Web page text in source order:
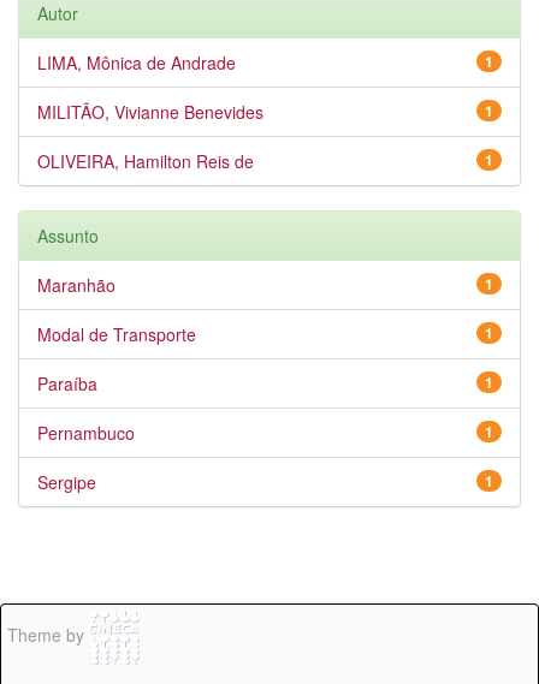
Autor
1
LIMA, Mônica de Andrade
1
MILITÃO, Vivianne Benevides
1
OLIVEIRA, Hamilton Reis de
Assunto
1
Maranhão
1
Modal de Transporte
1
Paraíba
1
Pernambuco
1
Sergipe
Theme by